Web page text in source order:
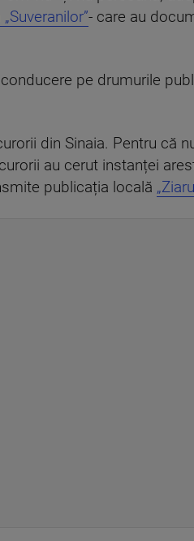
- care au
pe drumurile
din Sinaia. Pentru că
au cerut instanței
publicația locală